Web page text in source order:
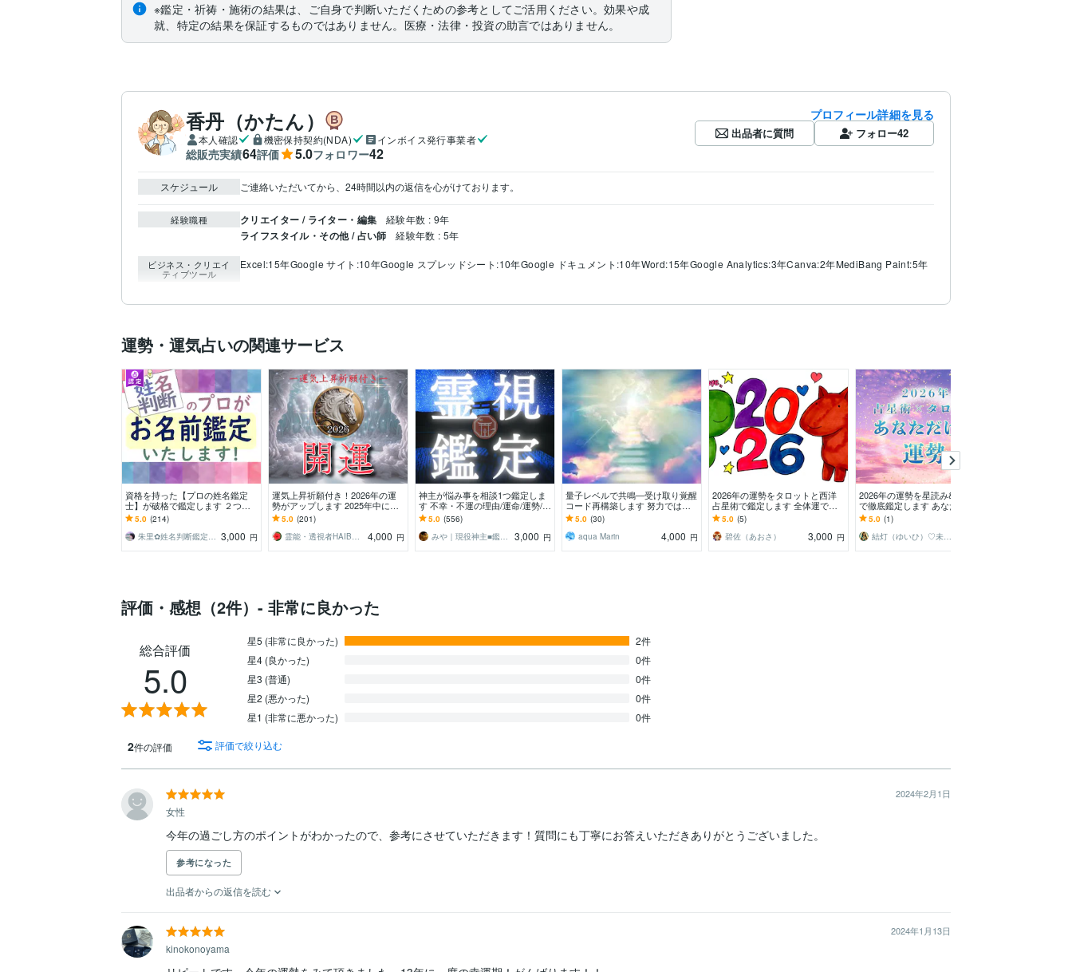
※鑑定・祈祷・施術の結果は、ご自身で判断いただくための参考としてご活用ください。効果や成
就、特定の結果を保証するものではありません。医療・法律・投資の助言ではありません。
香丹（かたん）
本人確認 機密保持契約(NDA) インボイス発行事業者
総販売実績64評価 5.0フォロワー42
プロフィール詳細を見る
出品者に質問 フォロー42
スケジュール ご連絡いただいてから、24時間以内の返信を心がけております。
経験職種 クリエイター / ライター・編集 経験年数 : 9年
ライフスタイル・その他 / 占い師 経験年数 : 5年
ビジネス・クリエイ
ティブツール
Excel:15年Google サイト:10年Google スプレッドシート:10年Google ドキュメント:10年Word:15年Google Analytics:3年Canva:2年MediBang Paint:5年
運勢・運気占いの関連サービス
資格を持った【プロの姓名鑑定
士】が破格で鑑定します ２つ目
からは【1000円】字源漢字と五
行で占う本格的鑑定です
5.0 (214)
朱里✿姓名判断鑑定士✿ 3,000 円
運気上昇祈願付き！2026年の運
勢がアップします 2025年中にご
購入の方は【今年中に厄祓い】が
付いています
5.0 (201)
霊能・透視者HAIBARA
4,000 円
神主が悩み事を相談1つ鑑定しま
す 不幸・不運の理由/運命/運勢/将
来/を鑑定して解決へ導きます
5.0 (556)
みや｜現役神主■鑑定 お祓い専門
3,000 円
量子レベルで共鳴―受け取り覚醒
コード再構築します 努力ではな
く波動でチャンスと巡りを呼び込
みたい方へ
5.0 (30)
aqua Marin
4,000 円
2026年の運勢をタロットと西洋
占星術で鑑定します 全体運でも
恋愛等何かに特化しても！1ヶ月
ごとの細かい運勢付！
5.0 (5)
碧佐（あおさ）
3,000 円
2026年の運勢を星読み&タロット
で徹底鑑定します あなただけの
運勢の流れを読み重要なポイント
をお伝えします！
5.0 (1)
結灯（ゆいひ）♡未来への羅針盤♡
評価・感想（2件）- 非常に良かった
総合評価
5.0
星5 (非常に良かった)
2件
星4 (良かった)
0件
星3 (普通)
0件
星2 (悪かった)
0件
星1 (非常に悪かった)
0件
2件の評価 評価で絞り込む
2024年2月1日
女性
今年の過ごし方のポイントがわかったので、参考にさせていただきます！質問にも丁寧にお答えいただきありがとうございました。
参考になった
出品者からの返信を読む
2024年1月13日
kinokonoyama